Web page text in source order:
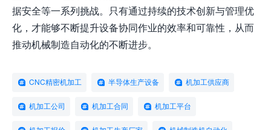
据安全等一系列挑战。只有通过持续的技术创新与管理优
化，才能够不断提升设备协同作业的效率和可靠性，从而
推动机械制造自动化的不断进步。
CNC精密机加工 半导体生产设备 机加工供应商
机加工公司 机加工合同 机加工平台